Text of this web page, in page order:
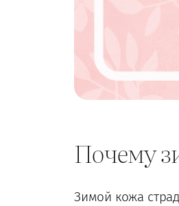
Почему
Зимой кожа